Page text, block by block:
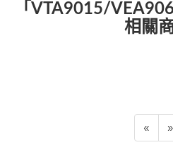
「VTA9015/
相關
« »